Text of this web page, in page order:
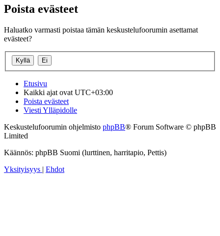
Poista evästeet
Haluatko varmasti poistaa tämän keskustelufoorumin asettamat
evästeet?
Etusivu
Kaikki ajat ovat UTC+03:00
Poista evästeet
Viesti Ylläpidolle
Keskustelufoorumin ohjelmisto phpBB® Forum Software © phpBB
Limited
Käännös: phpBB Suomi (lurttinen, harritapio, Pettis)
Yksityisyys | Ehdot